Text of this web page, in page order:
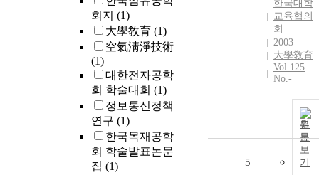
회지 (1)
大學敎育 (1)
空氣淸淨技術
(1)
대한전자공학
회 학술대회 (1)
정보통신정책
연구 (1)
한국목재공학
회 학술발표논문
집 (1)
한국대학
교육협의
회
2003
大學敎育
Vol.125
No.-
원
문
보
기
5